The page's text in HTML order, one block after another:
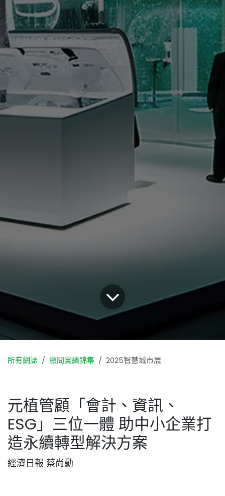
所有網誌 顧問實績錦集 2025智慧城市展
元植管顧「會計、資訊、
ESG」三位一體 助中小企業打
造永續轉型解決方案
經濟日報 蔡尚勳